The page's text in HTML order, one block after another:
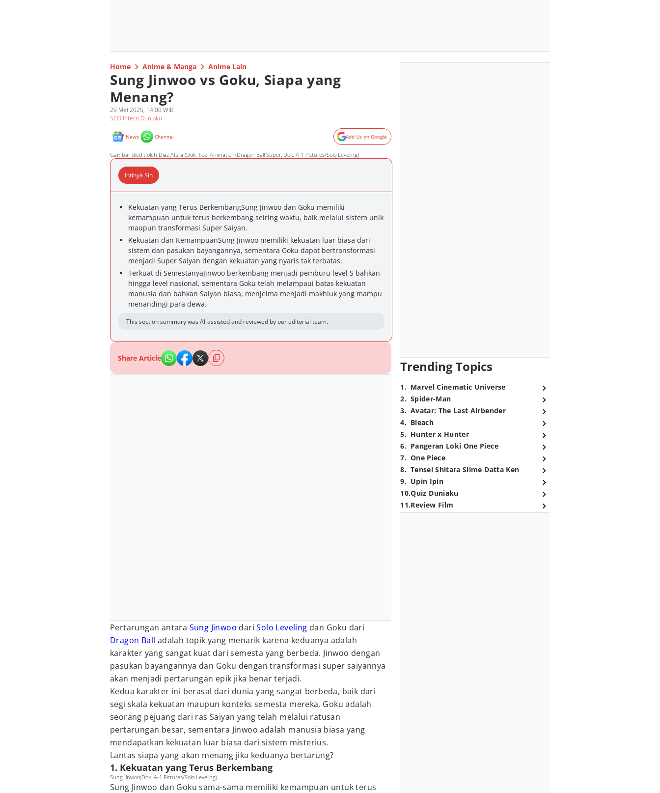
Home Anime & Manga Anime Lain
Sung Jinwoo vs Goku, Siapa yang
Menang?
29 Mei 2025, 14:00 WIB
SEO Intern Duniaku
News Channel Add Us on Google
Gambar diedit oleh Diaz Atsila (Dok. Toei Animation/Dragon Ball Super, Dok. A-1 Pictures/Solo Leveling)
Intinya Sih
Kekuatan yang Terus BerkembangSung Jinwoo dan Goku memiliki
kemampuan untuk terus berkembang seiring waktu, baik melalui sistem unik
maupun transformasi Super Saiyan.
Kekuatan dan KemampuanSung Jinwoo memiliki kekuatan luar biasa dari
sistem dan pasukan bayangannya, sementara Goku dapat bertransformasi
menjadi Super Saiyan dengan kekuatan yang nyaris tak terbatas.
Terkuat di SemestanyaJinwoo berkembang menjadi pemburu level S bahkan
hingga level nasional, sementara Goku telah melampaui batas kekuatan
manusia dan bahkan Saiyan biasa, menjelma menjadi makhluk yang mampu
menandingi para dewa.
This section summary was AI-assisted and reviewed by our editorial team.
Share Article
Pertarungan antara Sung Jinwoo dariSolo Leveling dan Goku dari
Dragon Ball adalah topik yang menarik karena keduanya adalah
karakter yang sangat kuat dari semesta yang berbeda. Jinwoo dengan
pasukan bayangannya dan Goku dengan transformasi super saiyannya
akan menjadi pertarungan epik jika benar terjadi.
Kedua karakter ini berasal dari dunia yang sangat berbeda, baik dari
segi skala kekuatan maupun konteks semesta mereka. Goku adalah
seorang pejuang dari ras Saiyan yang telah melalui ratusan
pertarungan besar, sementara Jinwoo adalah manusia biasa yang
mendapatkan kekuatan luar biasa dari sistem misterius.
Lantas siapa yang akan menang jika keduanya bertarung?
1. Kekuatan yang Terus Berkembang
Sung Jinwoo(Dok. A-1 Pictures/Solo Leveling)
Sung Jinwoo dan Goku sama-sama memiliki kemampuan untuk terus
Trending Topics
1. Marvel Cinematic Universe
2. Spider-Man
3. Avatar: The Last Airbender
4. Bleach
5. Hunter x Hunter
6. Pangeran Loki One Piece
7. One Piece
8. Tensei Shitara Slime Datta Ken
9. Upin Ipin
10.Quiz Duniaku
11.Review Film